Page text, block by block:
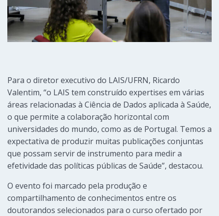
Para o diretor executivo do LAIS/UFRN, Ricardo
Valentim, “o LAIS tem construído expertises em várias
áreas relacionadas à Ciência de Dados aplicada à Saúde,
o que permite a colaboração horizontal com
universidades do mundo, como as de Portugal. Temos a
expectativa de produzir muitas publicações conjuntas
que possam servir de instrumento para medir a
efetividade das políticas públicas de Saúde”, destacou.
O evento foi marcado pela produção e
compartilhamento de conhecimentos entre os
doutorandos selecionados para o curso ofertado por